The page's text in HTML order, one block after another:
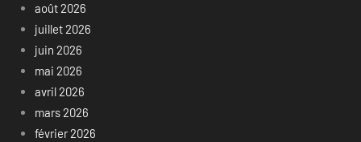
août 2026
juillet 2026
juin 2026
mai 2026
avril 2026
mars 2026
février 2026